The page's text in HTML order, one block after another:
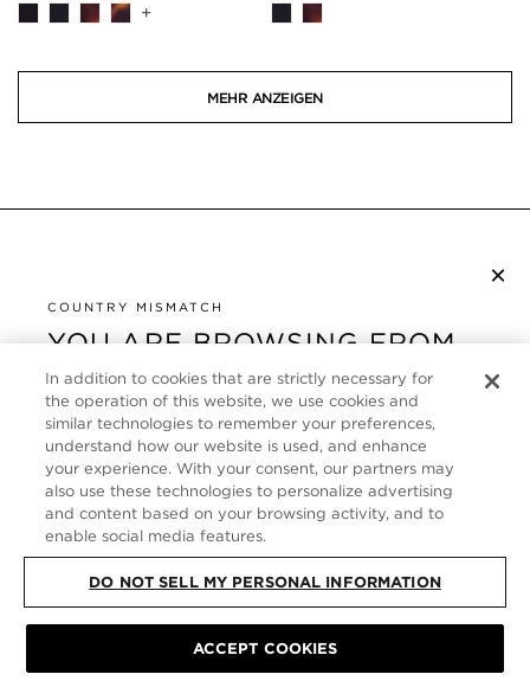
+
MEHR ANZEIGEN
×
COUNTRY MISMATCH
YOU ARE BROWSING FROM
UNITED STATES
It looks like you are visiting us from United States,
but you are currently browsing our Deutschland
store. Would you like to be redirected to your local
site?
SHOP IN UNITED STATES
CONTINUE BROWSING HERE
KUNDENSERVICE
ÜBER
FOLLOW US
GERMANY
ALLGEMEINE GESCHÄFTSBEDINGUNGEN
© TOM FORD ALL RIGHTS
In addition to cookies that are strictly necessary for
the operation of this website, we use cookies and
similar technologies to remember your preferences,
understand how our website is used, and enhance
your experience. With your consent, our partners may
also use these technologies to personalize advertising
and content based on your browsing activity, and to
enable social media features.
DO NOT SELL MY PERSONAL INFORMATION
ACCEPT COOKIES